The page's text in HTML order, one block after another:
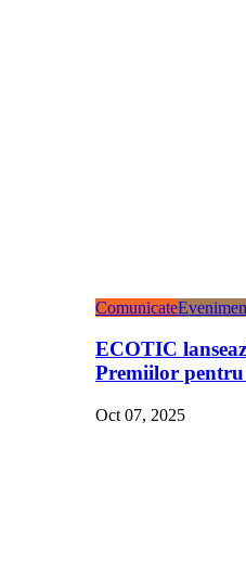
Comunicate
ECOTIC
Premiilor
Oct 07, 2025